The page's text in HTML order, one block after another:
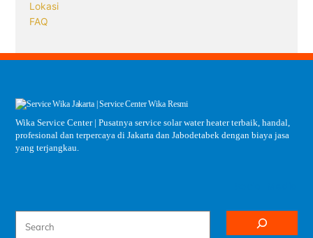
Lokasi
FAQ
Wika Service Center | Pusatnya service solar water heater terbaik, handal,
profesional dan terpercaya di Jakarta dan Jabodetabek dengan biaya jasa
yang terjangkau.